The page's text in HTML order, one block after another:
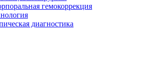
гемокоррекция
диагностика